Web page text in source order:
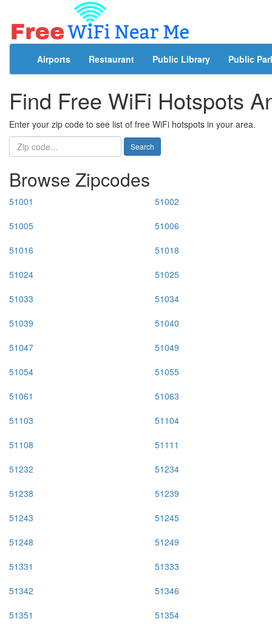
Airports Restaurant Public Library Public
Find Free WiFi Hotspots
Enter your zip code to see list of free WiFi hotspots in your area.
Search
Browse Zipcodes
51001
51002
51005
51006
51016
51018
51024
51025
51033
51034
51039
51040
51047
51049
51054
51055
51061
51063
51103
51104
51108
51111
51232
51234
51238
51239
51243
51245
51248
51249
51331
51333
51342
51346
51351
51354